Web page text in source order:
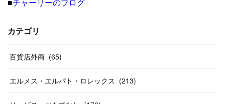
(8 )
(17
(12)
19)
(13
(14)
27)
(29
(24)
(26
31
(26
(20)
(14
(46
40
(55
(38)
(20
(31
(33
(46)
(20
カテゴリ
百貨店外商 (65)
エルメス・エルパト・ロレックス (213)